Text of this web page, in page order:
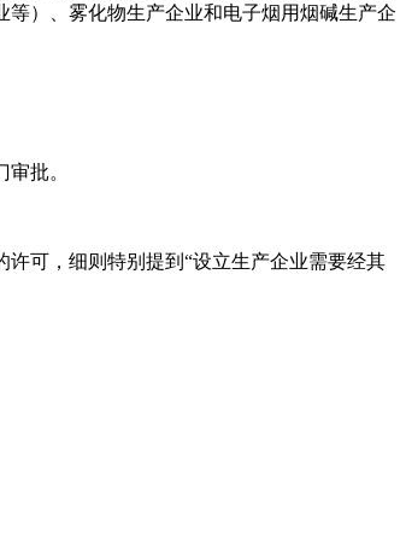
）、雾化物生产企业和电子烟用烟碱生产企
批。
可，细则特别提到“设立生产企业需要经其